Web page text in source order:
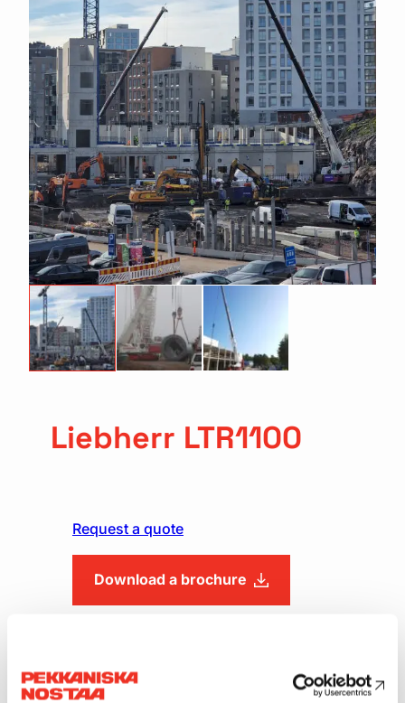
Liebherr LTR1100
Request a quote
Download a brochure
Technical specifications